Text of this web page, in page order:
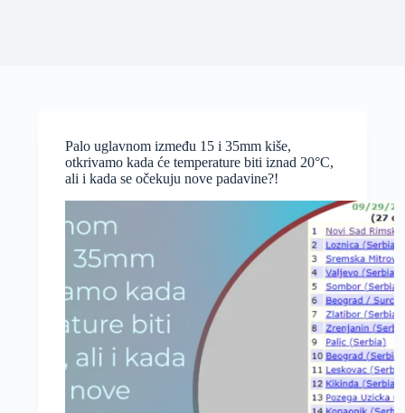
Palo uglavnom između 15 i 35mm kiše,
otkrivamo kada će temperature biti iznad 20°C,
ali i kada se očekuju nove padavine?!